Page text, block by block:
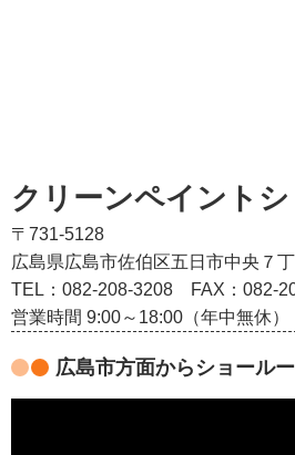
クリーンペイント
〒731-5128
広島県広島市佐伯区五日市中央７
TEL：082‐208‐3208
FAX：082-
営業時間 9:00～18:00（年中無休）
広島市方面からショール